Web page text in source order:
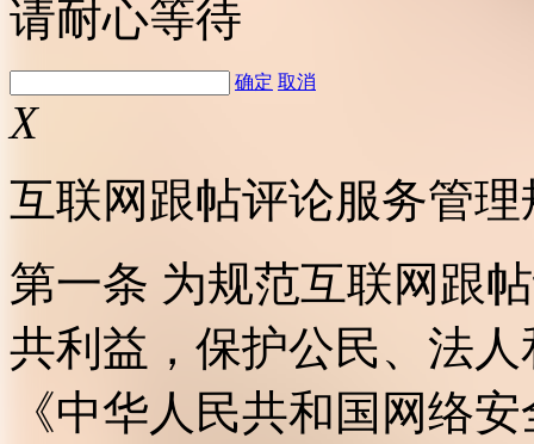
请耐心等待
确定 取消
X
互联网跟帖评论服务管理
第一条 为规范互联网跟
共利益，保护公民、法
《中华人民共和国网络